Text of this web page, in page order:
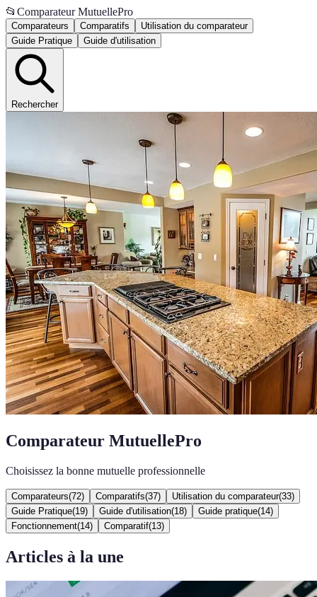
📂 Comparateur MutuellePro
Comparateurs Comparatifs
Utilisation du comparateur
Guide Pratique
Guide d'utilisation
Rechercher
Comparateur MutuellePro
Choisissez la bonne mutuelle professionnelle
Comparateurs(72) Comparatifs(37) Utilisation du comparateur(33)
Guide Pratique(19) Guide d'utilisation(18) Guide pratique(14)
Fonctionnement(14) Comparatif(13)
Articles à la une